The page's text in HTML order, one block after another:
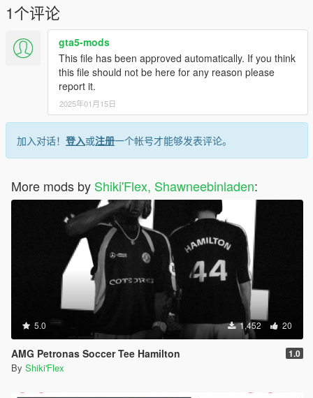
1个评论
gta5-mods
This file has been approved automatically. If you think
this file should not be here for any reason please
report it.
2025年01月15日
加入对话！ 登入或注册一个帐号才能够发表评论。
More mods by Shiki'Flex, Shawneebinladen:
5.0 1,452 20
AMG Petronas Soccer Tee Hamilton 1.0
By Shiki'Flex